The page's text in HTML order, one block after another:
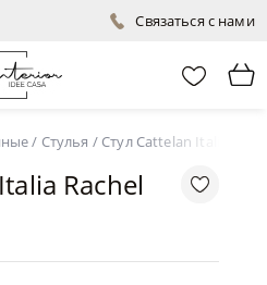
Связаться с нами
/ Стулья / Стул Cattelan Italia
Rachel